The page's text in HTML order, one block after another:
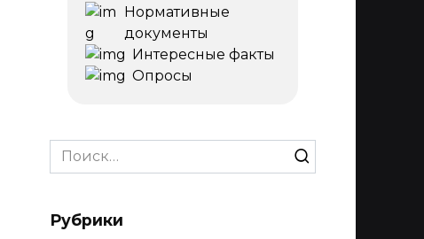
Нормативные
документы
Интересные факты
Опросы
Search
for:
Рубрики